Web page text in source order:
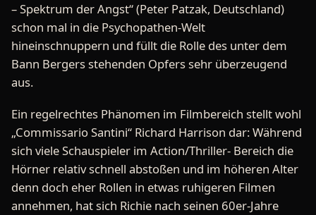
– Spektrum der Angst“ (Peter Patzak, Deutschland)
schon mal in die Psychopathen-Welt
hineinschnuppern und füllt die Rolle des unter dem
Bann Bergers stehenden Opfers sehr überzeugend
aus.
Ein regelrechtes Phänomen im Filmbereich stellt wohl
„Commissario Santini“ Richard Harrison dar: Während
sich viele Schauspieler im Action/Thriller- Bereich die
Hörner relativ schnell abstoßen und im höheren Alter
denn doch eher Rollen in etwas ruhigeren Filmen
annehmen, hat sich Richie nach seinen 60er-Jahre